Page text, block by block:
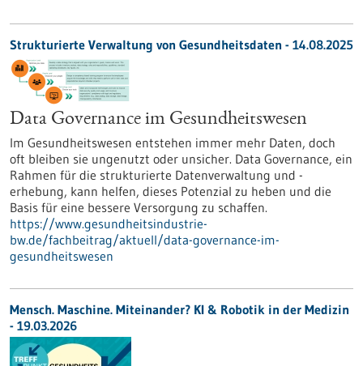
Strukturierte Verwaltung von Gesundheitsdaten - 14.08.2025
Data Governance im Gesundheitswesen
Im Gesundheitswesen entstehen immer mehr Daten, doch
oft bleiben sie ungenutzt oder unsicher. Data Governance, ein
Rahmen für die strukturierte Datenverwaltung und -
erhebung, kann helfen, dieses Potenzial zu heben und die
Basis für eine bessere Versorgung zu schaffen.
https://www.gesundheitsindustrie-
bw.de/fachbeitrag/aktuell/data-governance-im-
gesundheitswesen
Mensch. Maschine. Miteinander? KI & Robotik in der Medizin
- 19.03.2026